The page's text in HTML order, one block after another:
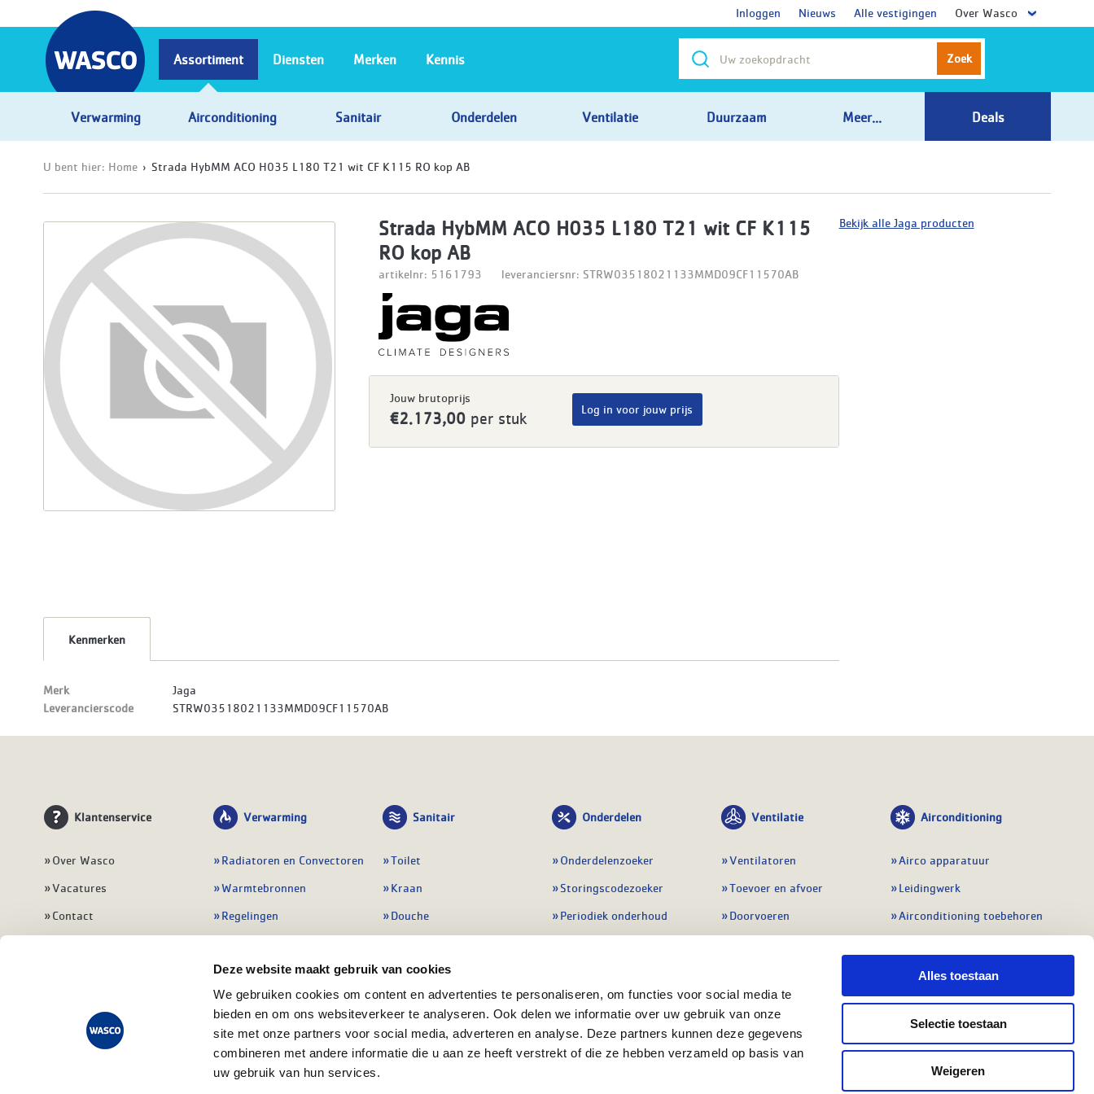
Deze website maakt gebruik van cookies
We gebruiken cookies om content en advertenties te personaliseren, om functies voor social media te
bieden en om ons websiteverkeer te analyseren. Ook delen we informatie over uw gebruik van onze
site met onze partners voor social media, adverteren en analyse. Deze partners kunnen deze gegevens
combineren met andere informatie die u aan ze heeft verstrekt of die ze hebben verzameld op basis van
uw gebruik van hun services.
Alles toestaan
Selectie toestaan
Weigeren
Inloggen Nieuws Alle vestigingen Over Wasco
Zoek
Assortiment
Verwarming Airconditioning Sanitair Onderdelen Ventilatie Duurzaam Meer... Deals
Diensten Merken Kennis
U bent hier: Home Strada HybMM ACO H035 L180 T21 wit CF K115 RO kop AB
Strada HybMM ACO H035 L180 T21 wit CF K115
RO kop AB
artikelnr: 5161793 leveranciersnr: STRW03518021133MMD09CF11570AB
Jouw brutoprijs
€2.173,00 per stuk
Log in voor jouw prijs
Kenmerken
Merk
Jaga
Leverancierscode
STRW03518021133MMD09CF11570AB
Bekijk alle Jaga producten
Klantenservice
Over Wasco
Vacatures
Contact
Veelgestelde vragen
Verwarming
Radiatoren en Convectoren
Warmtebronnen
Regelingen
Leidingwerk
Warmwatertoestellen
Alle verwarming
Sanitair
Toilet
Kraan
Douche
Badmeubel
Afvoeren
Alle sanitair
Onderdelen
Onderdelenzoeker
Storingscodezoeker
Periodiek onderhoud
Preventie & detectie
Alle onderdelen
Ventilatie
Ventilatoren
Toevoer en afvoer
Doorvoeren
Regelingen
Airconditioning
Airco apparatuur
Leidingwerk
Airconditioning toebehoren
Regelapparatuur
Alle koeling